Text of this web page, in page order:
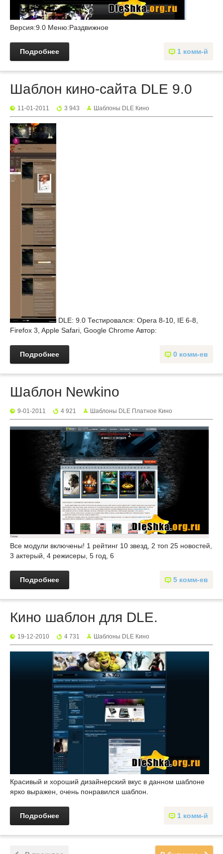
Версия:9.0 Меню:Раздвижное
1 комм-й
Подробнее
Шаблон кино-сайта DLE 9.0
11-01-2011 3 943 Шаблоны DLE Кино
DLE: 9.0 Тестировался: Opera 8-10, IE 6-8,
Firefox 3, Apple Safari, Google Chrome Автор:
0 комм-ев
Подробнее
Шаблон Newkino
9-01-2011 4 921 Шаблоны DLE Платное Кино
Все модули включены! 1 рейтинг 10 звезд, 2 топ 25 новостей,
3 актерый, 4 режисеры, 5 год, 6
5 комм-ев
Подробнее
Кино шаблон для DLE.
19-12-2010 4 731 Шаблоны DLE Кино
Красивый и хороший дизайнерский вкус в данном шаблоне
ярко выражен, очень понравился шаблон.
1 комм-й
Подробнее